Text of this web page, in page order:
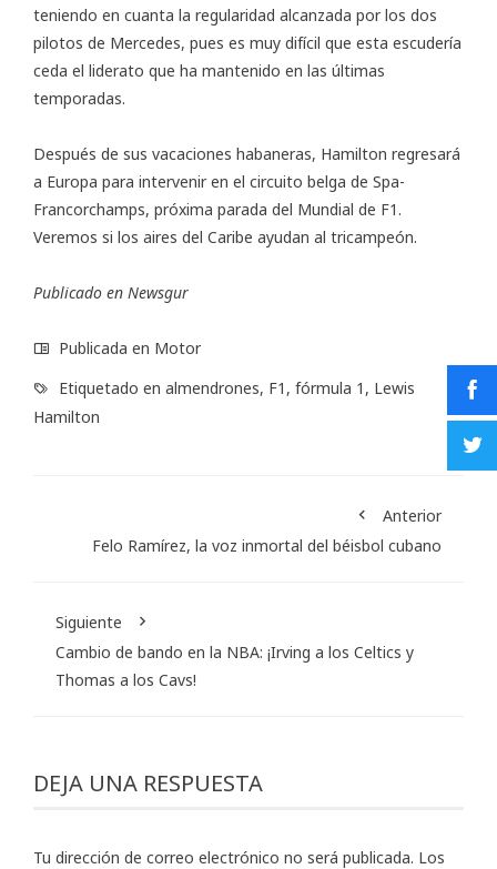
teniendo en cuanta la regularidad alcanzada por los dos
pilotos de Mercedes, pues es muy difícil que esta escudería
ceda el liderato que ha mantenido en las últimas
temporadas.
Después de sus vacaciones habaneras, Hamilton regresará
a Europa para intervenir en el circuito belga de Spa-
Francorchamps, próxima parada del Mundial de F1.
Veremos si los aires del Caribe ayudan al tricampeón.
Publicado en Newsgur
Publicada en Motor
Etiquetado en almendrones, F1 , fórmula 1 , Lewis
Hamilton
Anterior
Felo Ramírez, la voz inmortal del béisbol cubano
Siguiente
Cambio de bando en la NBA: ¡Irving a los Celtics y
Thomas a los Cavs!
DEJA UNA RESPUESTA
Tu dirección de correo electrónico no será publicada. Los